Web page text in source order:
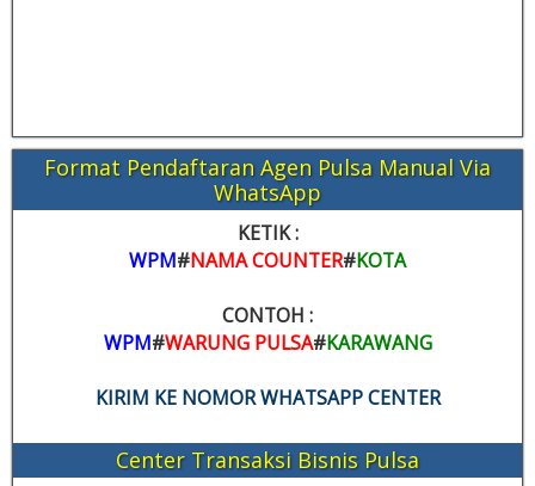
Format Pendaftaran Agen Pulsa Manual Via
WhatsApp
KETIK :
WPM#NAMA COUNTER#KOTA
CONTOH :
WPM#WARUNG PULSA#KARAWANG
KIRIM KE NOMOR WHATSAPP CENTER
Center Transaksi Bisnis Pulsa